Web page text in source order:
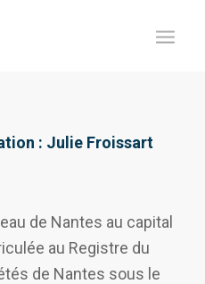
: Julie Froissart
de Nantes au capital
au Registre du
de Nantes sous le